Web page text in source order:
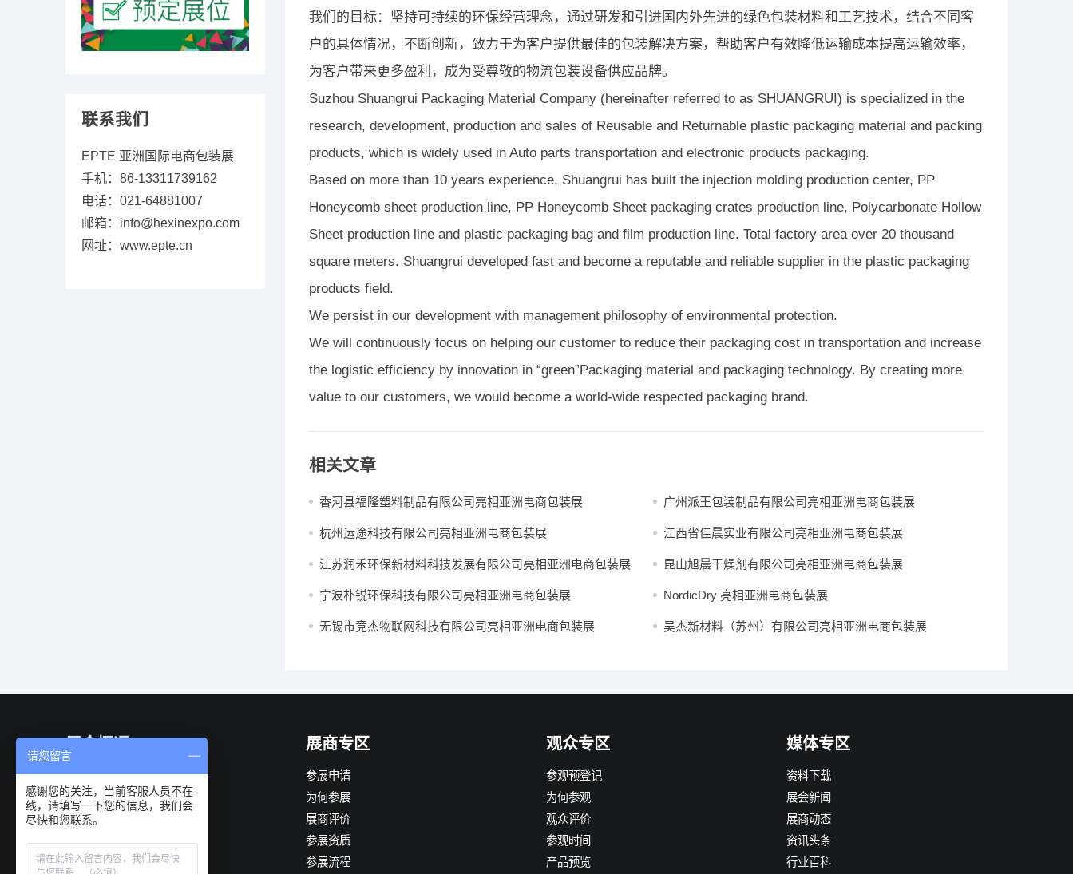
我们的目标：坚持可持续的环保经营理念，通过研发和引进国内外先进的绿色包装材料和工艺技术，结合不同客
户的具体情况，不断创新，致力于为客户提供最佳的包装解决方案，帮助客户有效降低运输成本提高运输效率，
为客户带来更多盈利，成为受尊敬的物流包装设备供应品牌。
Suzhou Shuangrui Packaging Material Company (hereinafter referred to as SHUANGRUI) is specialized in the
research, development, production and sales of Reusable and Returnable plastic packaging material and packing
products, which is widely used in Auto parts transportation and electronic products packaging.
Based on more than 10 years experience, Shuangrui has built the injection molding production center, PP
Honeycomb sheet production line, PP Honeycomb Sheet packaging crates production line, Polycarbonate Hollow
Sheet production line and plastic packaging bag and film production line. Total factory area over 20 thousand
square meters. Shuangrui developed fast and become a reputable and reliable supplier in the plastic packaging
products field.
We persist in our development with management philosophy of environmental protection.
We will continuously focus on helping our customer to reduce their packaging cost in transportation and increase
the logistic efficiency by innovation in “green”Packaging material and packaging technology. By creating more
value to our customers, we would become a world-wide respected packaging brand.
相关文章
香河县福隆塑料制品有限公司亮相亚洲电商包装展 广州派王包装制品有限公司亮相亚洲电商包装展
杭州运途科技有限公司亮相亚洲电商包装展 江西省佳晨实业有限公司亮相亚洲电商包装展
江苏润禾环保新材料科技发展有限公司亮相亚洲电商包装展 昆山旭晨干燥剂有限公司亮相亚洲电商包装展
宁波朴锐环保科技有限公司亮相亚洲电商包装展 NordicDry 亮相亚洲电商包装展
无锡市竞杰物联网科技有限公司亮相亚洲电商包装展 吴杰新材料（苏州）有限公司亮相亚洲电商包装展
联系我们
EPTE 亚洲国际电商包装展
手机：86-13311739162
电话：021-64881007
邮箱：info@hexinexpo.com
网址：www.epte.cn
展会简介
组织机构
展会优势
观众构成
展会日程
展商专区
参展申请
为何参展
展商评价
参展资质
参展流程
观众专区
参观预登记
为何参观
观众评价
参观时间
产品预览
媒体专区
资料下载
展会新闻
展商动态
资讯头条
行业百科
请您留言
感谢您的关注，当前客服人员不在
线，请填写一下您的信息，我们会
尽快和您联系。